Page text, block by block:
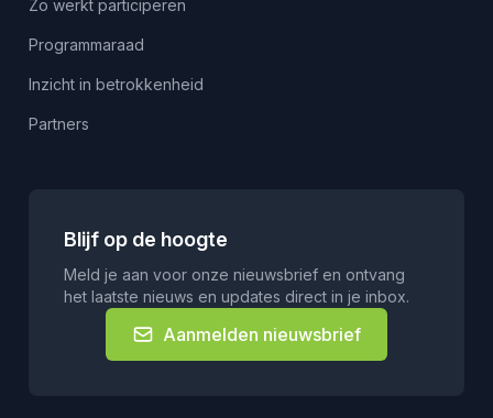
Zo werkt participeren
Programmaraad
Inzicht in betrokkenheid
Partners
Blijf op de hoogte
Meld je aan voor onze nieuwsbrief en ontvang
het laatste nieuws en updates direct in je inbox.
Aanmelden nieuwsbrief